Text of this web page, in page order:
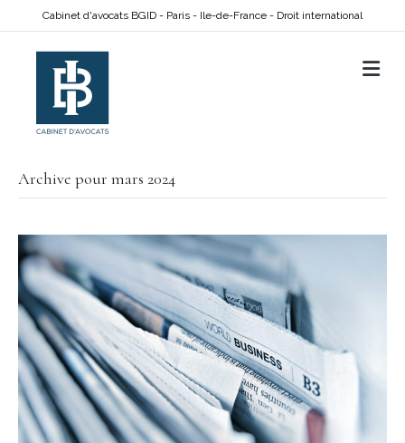
Cabinet d'avocats BGID - Paris - Ile-de-France - Droit international
Archive pour mars 2024